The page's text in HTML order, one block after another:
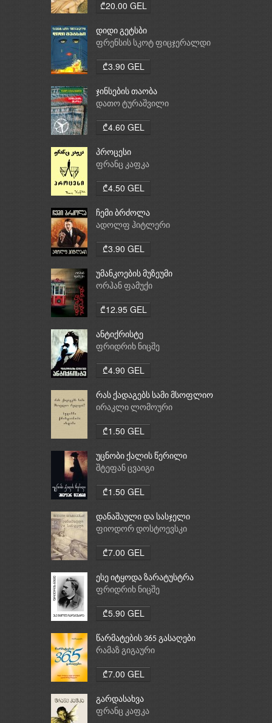
₾20.00 GEL
დიდი გეტსბი
ფრენსის სკოტ ფიცჯერალდი
₾3.90 GEL
ჯინსების თაობა
დათო ტურაშვილი
₾4.60 GEL
პროცესი
ფრანც კაფკა
₾4.50 GEL
ჩემი ბრძოლა
ადოლფ ჰიტლერი
₾3.90 GEL
უმანკოების მუზეუმი
ორჰან ფამუქი
₾12.95 GEL
ანტიქრისტე
ფრიდრიხ ნიცშე
₾4.90 GEL
რას ქადაგებს სამი მსოფლიო
რელიგია: ბუდიზმი,
ირაკლი ლომოური
₾1.50 GEL
უცნობი ქალის წერილი
შტეფან ცვაიგი
₾1.50 GEL
დანაშაული და სასჯელი
ფიოდორ დოსტოევსკი
₾7.00 GEL
ესე იტყოდა ზარატუსტრა
ფრიდრიხ ნიცშე
₾5.90 GEL
წარმატების 365 გასაღები
რამაზ გიგაური
₾7.00 GEL
გარდასახვა
ფრანც კაფკა